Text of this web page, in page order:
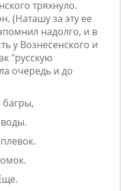
тряхнуло.
(Наташу за эту ее
надолго, и в
у Вознесенского и
"русскую
очередь и до